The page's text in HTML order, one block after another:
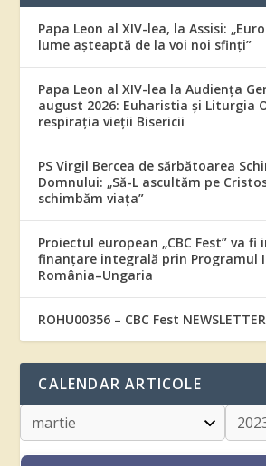
Papa Leon al XIV-lea, la Assisi:
lume așteaptă de la voi noi sfinți”
Papa Leon al XIV-lea la Audiența
august 2026: Euharistia și Liturgia
respirația vieții Bisericii
PS Virgil Bercea de sărbătoarea
Domnului: „Să-L ascultăm pe
schimbăm viața”
Proiectul european „CBC Fest” va
finanțare integrală prin Programul
România–Ungaria
ROHU00356 – CBC Fest
CALENDAR ARTICOLE